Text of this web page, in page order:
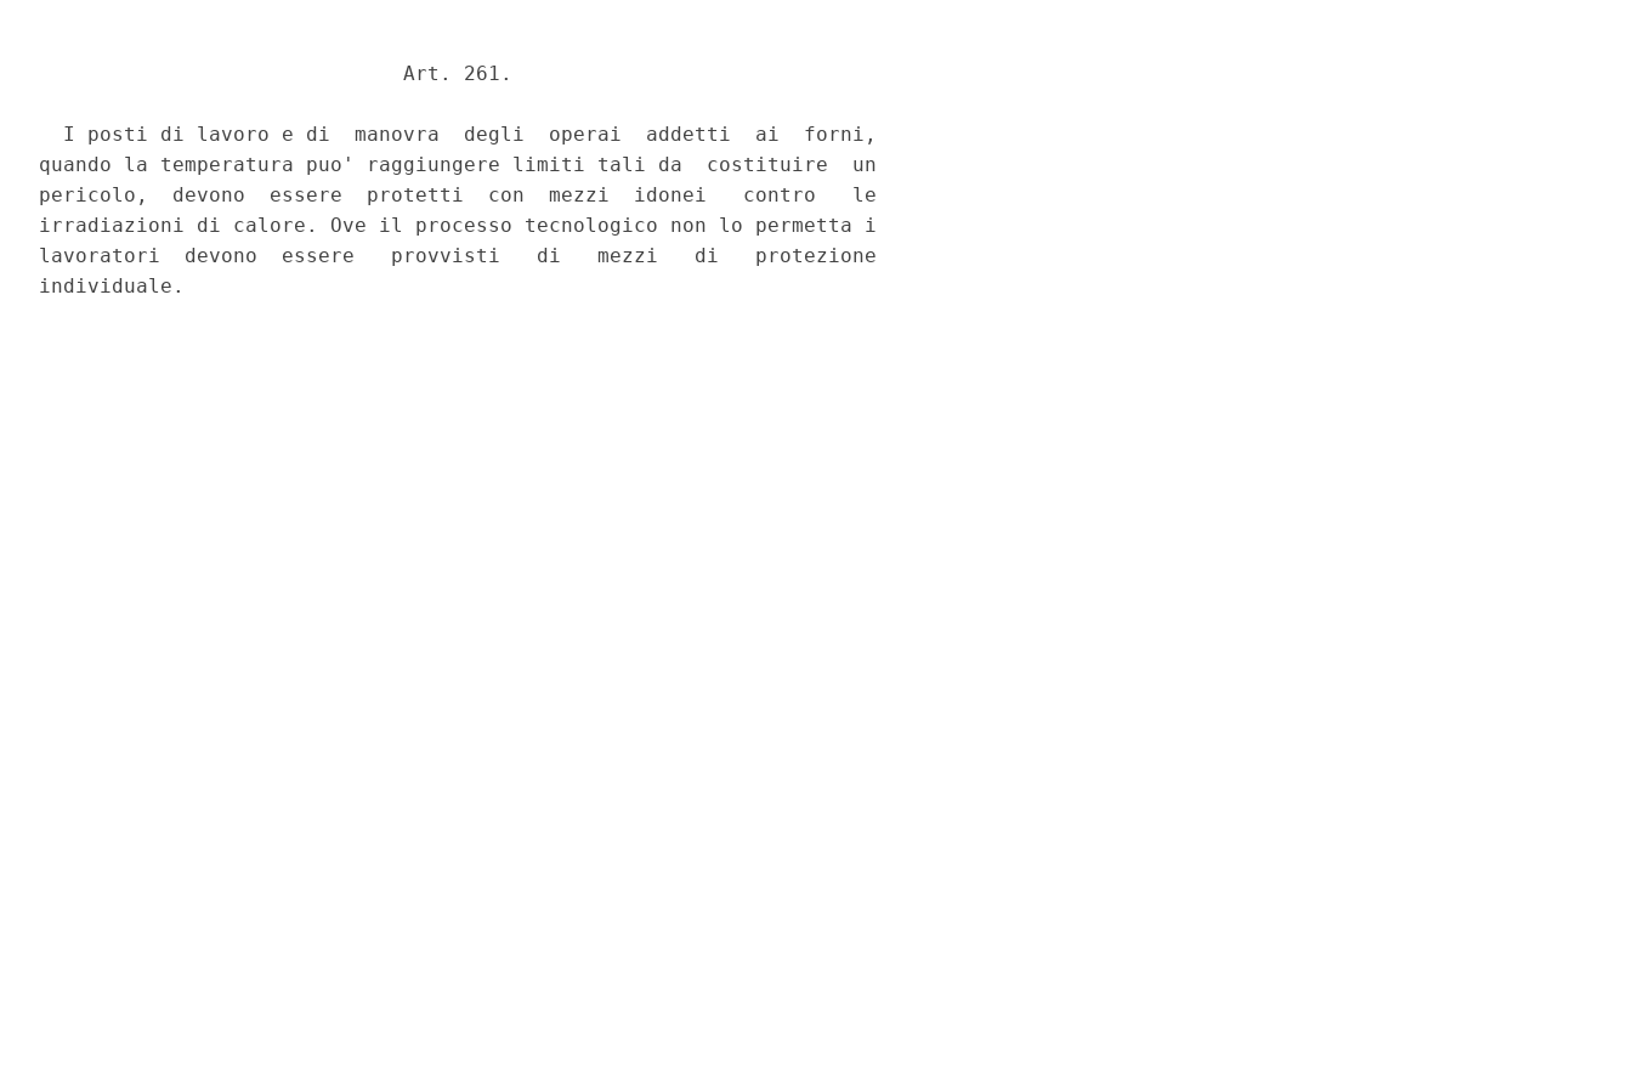
                              Art. 261.
  I posti di lavoro e di  manovra  degli  operai  addetti  ai  forni,
quando la temperatura puo' raggiungere limiti tali da  costituire  un
pericolo,  devono  essere  protetti  con  mezzi  idonei   contro   le
irradiazioni di calore. Ove il processo tecnologico non lo permetta i
lavoratori  devono  essere   provvisti   di   mezzi   di   protezione